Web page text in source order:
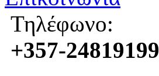
Τηλέφωνο:
+357-24819199